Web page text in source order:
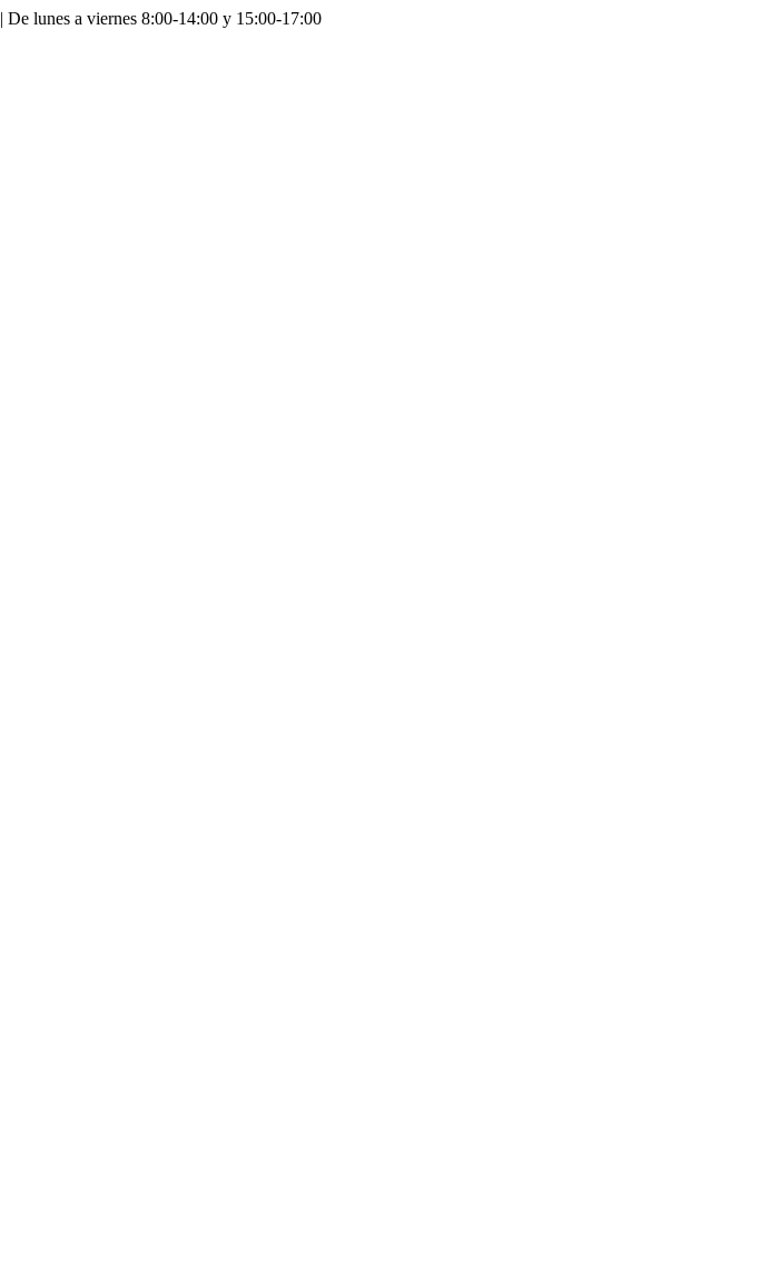
| De lunes a viernes 8:00-14:00 y 15:00-17:00